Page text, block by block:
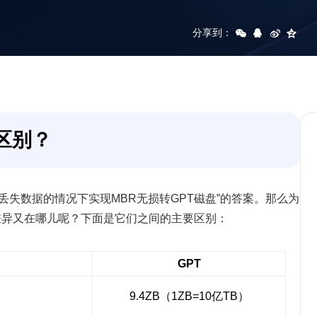
分享到：
别？
失数据的情况下实现MBR无损转GPT磁盘”的答案。那么为
又在哪儿呢？下面是它们之间的主要区别：
GPT
9.4ZB（1ZB=10亿TB）